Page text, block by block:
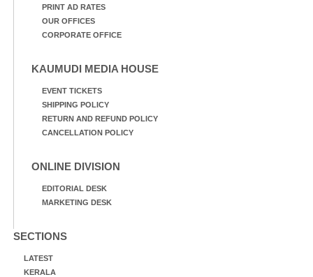
PRINT AD RATES
OUR OFFICES
CORPORATE OFFICE
KAUMUDI MEDIA HOUSE
EVENT TICKETS
SHIPPING POLICY
RETURN AND REFUND POLICY
CANCELLATION POLICY
ONLINE DIVISION
EDITORIAL DESK
MARKETING DESK
SECTIONS
LATEST
KERALA